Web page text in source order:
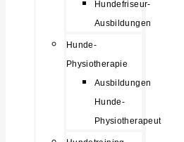
Hundefriseur-
Ausbildungen
Hunde-
Physiotherapie
Ausbildungen
Hunde-
Physiotherapeut